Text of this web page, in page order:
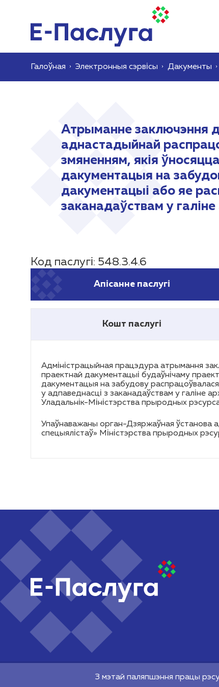
Галоўная Электронныя сэрвісы Дакументы
Атрыманне заключэння
аднастадыйнай
змяненням, якія
дакументацыя на
дакументацыі або яе
заканадаўствам у галіне
Код паслугі: 548.3.4.6
Апісанне паслугі
Кошт паслугі
Адміністрацыйная працэдура атрымання
праектнай дакументацыі будаўнічаму
дакументацыя на забудову
у адпаведнасці з заканадаўствам у галіне
Уладальнік-Міністэрства прыродных
Упаўнаважаны орган-Дзяржаўная ўстанова
спецыялістаў» Міністэрства прыродных
электронных паслуг" 220140 г. Мінск, вул.
З мэтай паляпшэння працы